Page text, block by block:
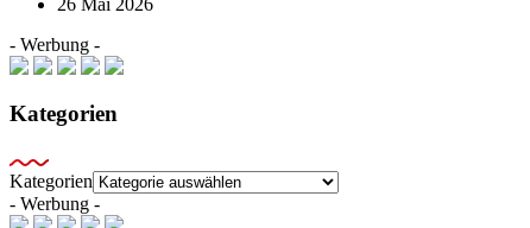
- Werbung -
Kategorien
Kategorien
- Werbung -